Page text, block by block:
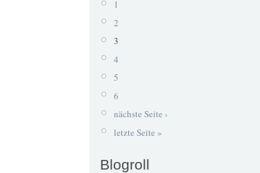
1
2
3
4
5
6
nächste Seite ›
letzte Seite »
Blogroll